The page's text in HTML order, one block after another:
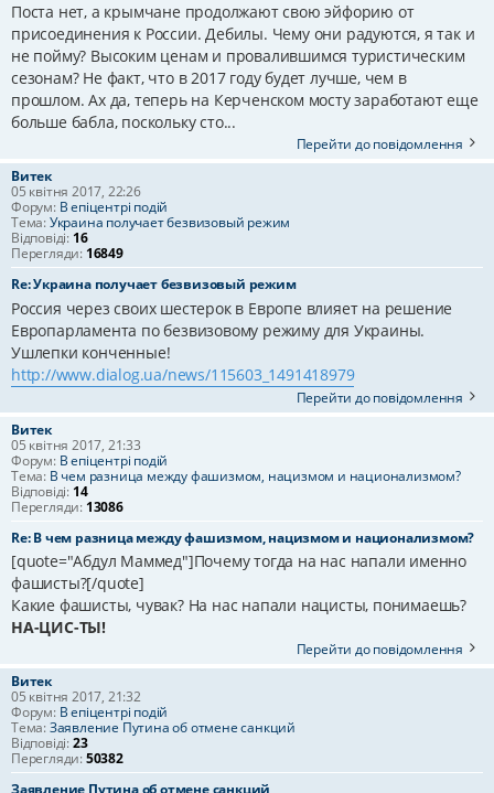
Поста нет, а крымчане продолжают свою эйфорию от
присоединения к России. Дебилы. Чему они радуются, я так и
не пойму? Высоким ценам и провалившимся туристическим
сезонам? Не факт, что в 2017 году будет лучше, чем в
прошлом. Ах да, теперь на Керченском мосту заработают еще
больше бабла, поскольку сто...
Перейти до повідомлення
Витек
05 квітня 2017, 22:26
Форум: В епіцентрі подій
Тема:Украина получает безвизовый режим
Відповіді: 16
Перегляди: 16849
Re: Украина получает безвизовый режим
Россия через своих шестерок в Европе влияет на решение
Европарламента по безвизовому режиму для Украины.
Ушлепки конченные!
http://www.dialog.ua/news/115603_1491418979
Перейти до повідомлення
Витек
05 квітня 2017, 21:33
Форум: В епіцентрі подій
Тема: В чем разница между фашизмом, нацизмом и национализмом?
Відповіді: 14
Перегляди: 13086
Re: В чем разница между фашизмом, нацизмом и национализмом?
[quote="Абдул Маммед"]Почему тогда на нас напали именно
фашисты?[/quote]
Какие фашисты, чувак? На нас напали нацисты, понимаешь?
НА-ЦИС-ТЫ!
Перейти до повідомлення
Витек
05 квітня 2017, 21:32
Форум: В епіцентрі подій
Тема:Заявление Путина об отмене санкций
Відповіді:23
Перегляди:50382